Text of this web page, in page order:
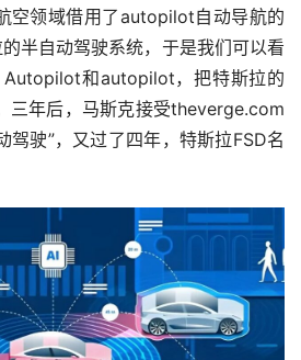
空领域借用了autopilot自动导航的
半自动驾驶系统，于是我们可以看
Autopilot和autopilot，把特斯拉的
三年后，马斯克接受theverge.com
驾驶”，又过了四年，特斯拉FSD名